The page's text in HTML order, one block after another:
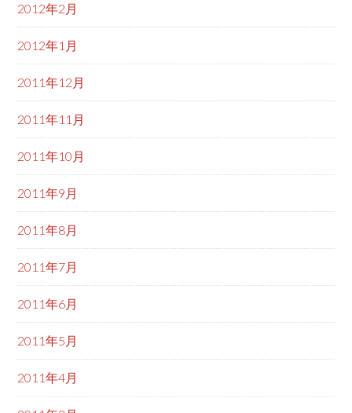
2012年2月
2012年1月
2011年12月
2011年11月
2011年10月
2011年9月
2011年8月
2011年7月
2011年6月
2011年5月
2011年4月